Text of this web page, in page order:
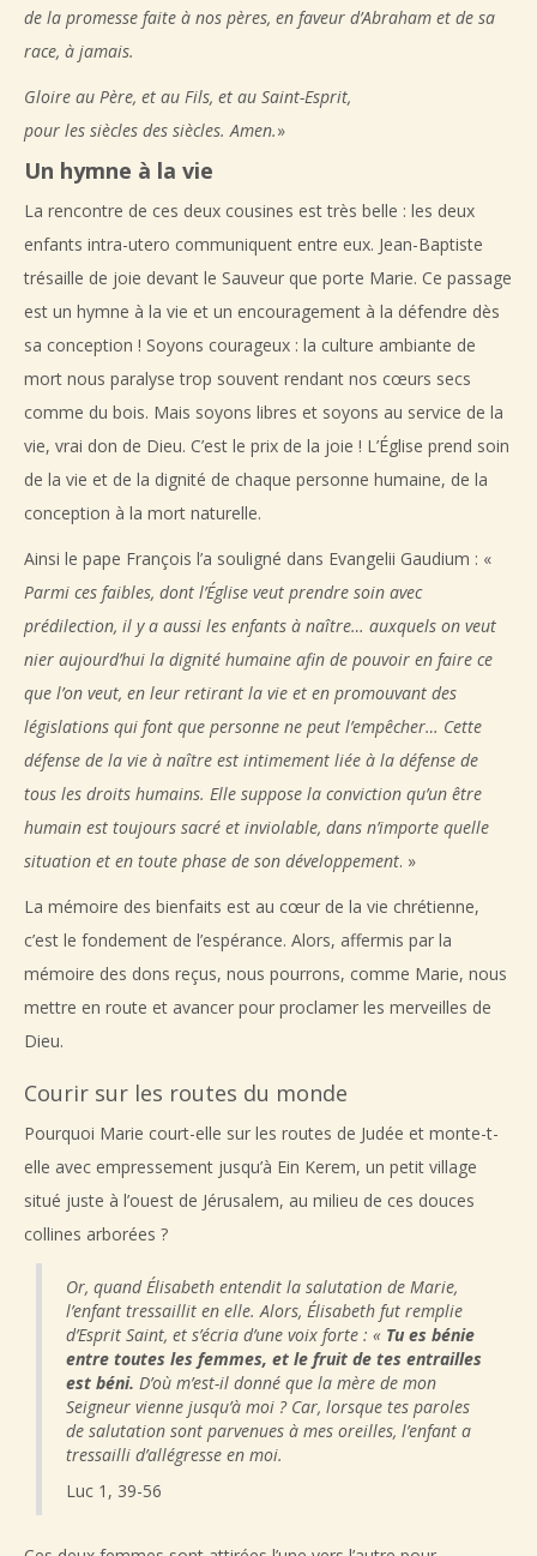
de la promesse faite à nos pères, en faveur d’Abraham et de sa
race, à jamais.
Gloire au Père, et au Fils, et au Saint-Esprit,
pour les siècles des siècles. Amen.»
Un hymne à la vie
La rencontre de ces deux cousines est très belle : les deux
enfants intra-utero communiquent entre eux. Jean-Baptiste
trésaille de joie devant le Sauveur que porte Marie. Ce passage
est un hymne à la vie et un encouragement à la défendre dès
sa conception ! Soyons courageux : la culture ambiante de
mort nous paralyse trop souvent rendant nos cœurs secs
comme du bois. Mais soyons libres et soyons au service de la
vie, vrai don de Dieu. C’est le prix de la joie ! L’Église prend soin
de la vie et de la dignité de chaque personne humaine, de la
conception à la mort naturelle.
Ainsi le pape François l’a souligné dans Evangelii Gaudium : «
Parmi ces faibles, dont l’Église veut prendre soin avec
prédilection, il y a aussi les enfants à naître… auxquels on veut
nier aujourd’hui la dignité humaine afin de pouvoir en faire ce
que l’on veut, en leur retirant la vie et en promouvant des
législations qui font que personne ne peut l’empêcher… Cette
défense de la vie à naître est intimement liée à la défense de
tous les droits humains. Elle suppose la conviction qu’un être
humain est toujours sacré et inviolable, dans n’importe quelle
situation et en toute phase de son développement. »
La mémoire des bienfaits est au cœur de la vie chrétienne,
c’est le fondement de l’espérance. Alors, affermis par la
mémoire des dons reçus, nous pourrons, comme Marie, nous
mettre en route et avancer pour proclamer les merveilles de
Dieu.
Courir sur les routes du monde
Pourquoi Marie court-elle sur les routes de Judée et monte-t-
elle avec empressement jusqu’à Ein Kerem, un petit village
situé juste à l’ouest de Jérusalem, au milieu de ces douces
collines arborées ?
Or, quand Élisabeth entendit la salutation de Marie,
l’enfant tressaillit en elle. Alors, Élisabeth fut remplie
d’Esprit Saint, et s’écria d’une voix forte : « Tu es bénie
entre toutes les femmes, et le fruit de tes entrailles
est béni. D’où m’est-il donné que la mère de mon
Seigneur vienne jusqu’à moi ? Car, lorsque tes paroles
de salutation sont parvenues à mes oreilles, l’enfant a
tressailli d’allégresse en moi.
Luc 1, 39-56